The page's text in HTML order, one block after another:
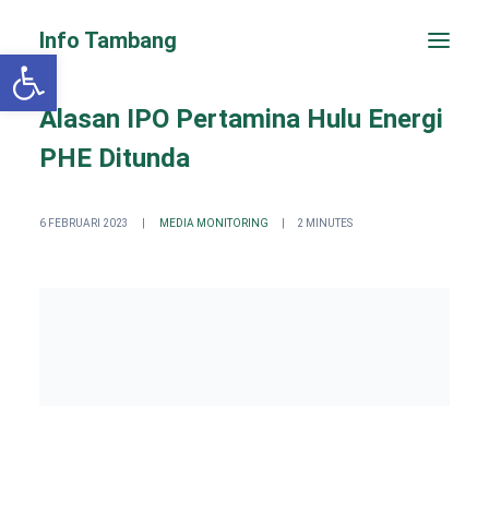
Info Tambang
Alasan IPO Pertamina Hulu Energi
PHE Ditunda
6 FEBRUARI 2023 MEDIA MONITORING 2 MINUTES
Open toolbar